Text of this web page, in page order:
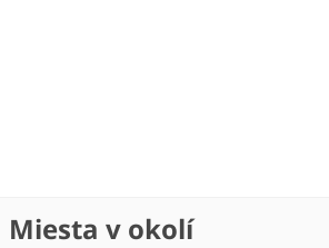
Miesta v okolí